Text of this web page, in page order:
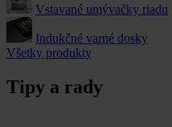
Vstavané umývačky riadu
Indukčné varné dosky
Všetky produkty
Tipy a rady